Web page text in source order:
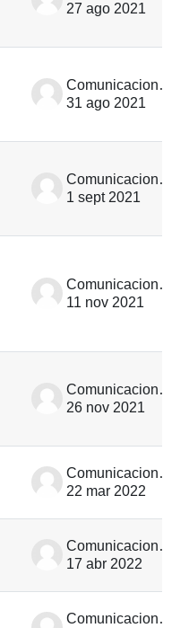
27 ago 2021
Comunicaciones | EUT
31 ago 2021
Comunicaciones | EUT
1 sept 2021
Comunicaciones | EUT
11 nov 2021
Comunicaciones | EUT
26 nov 2021
Comunicaciones | EUT
22 mar 2022
Comunicaciones | EUT
17 abr 2022
Comunicaciones | EUT